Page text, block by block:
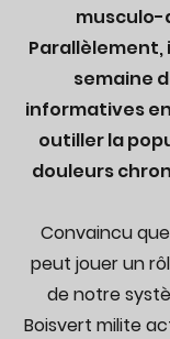
semaine
informatives
outiller la
douleurs
Convaincu
peut jouer un
de notre
Boisvert milite